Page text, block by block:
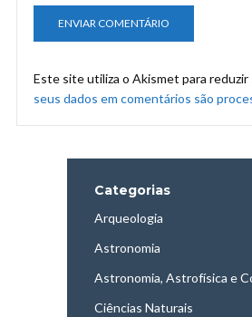
Este site utiliza o Akismet para reduzir
seus dados em comentários são
Categorias
Arqueologia
Astronomia
Astronomia, Astrofísica e
Ciências Naturais